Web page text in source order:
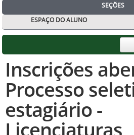
SEÇÕES
ESPAÇO DO ALUNO
Inscrições
Processo
estagiário -
Licenciaturas